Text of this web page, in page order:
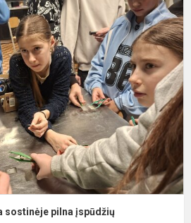
sostinėje pilna įspūdžių